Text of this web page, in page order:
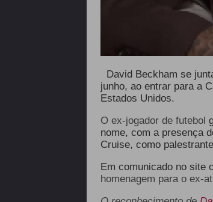
David Beckham se
junho, ao entrar para a
Estados Unidos.
O ex-jogador de futebol
nome, com a presença
Cruise, como
Em comunicado no site
homenagem para o ex-